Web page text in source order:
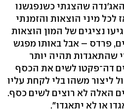
שהצגתי כשנפגשנו
לכל מיני הוצאות והזמנתי
נציגים של המון הוצאות
פרדס – אבל באותו מפגש
שהתאגדות תהיה יותר
דה־פקטו לשים את הכסף
ליצור משהו בלי לקחת עליו
האלה לא רוצים לשים כסף.
או לא יתאגדו".